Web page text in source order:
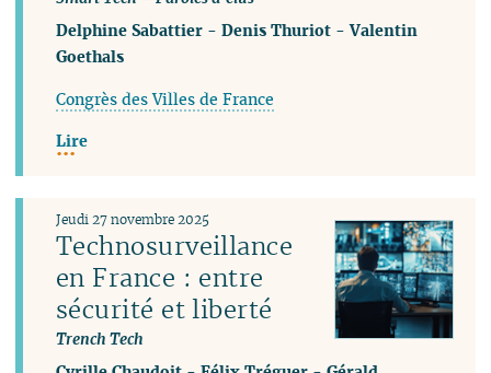
Delphine Sabattier -Denis Thuriot -Valentin
Goethals
Congrès des Villes de France
Lire
Technosurveillance
en France : entre
sécurité et liberté
Trench Tech
Jeudi 27 novembre 2025